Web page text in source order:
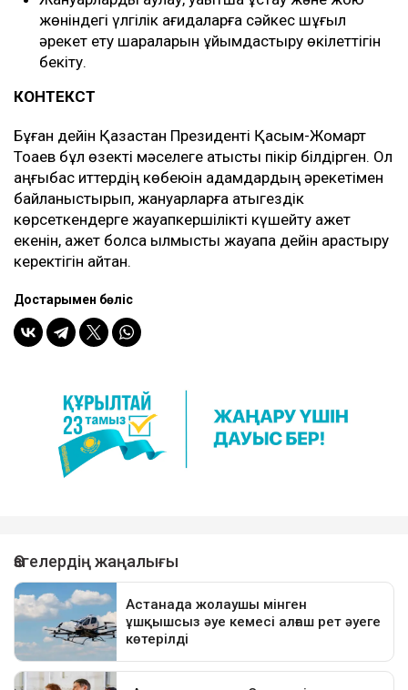
жөніндегі үлгілік қағидаларға сәйкес шұғыл
әрекет ету шараларын ұйымдастыру өкілеттігін
бекіту.
КОНТЕКСТ
Бұған дейін Қазақстан Президенті Қасым-Жомарт
Тоқаев бұл өзекті мәселеге қатысты пікір білдірген. Ол
қаңғыбас иттердің көбеюін адамдардың әрекетімен
байланыстырып, жануарларға қатыгездік
көрсеткендерге жауапкершілікті күшейту қажет
екенін, қажет болса қылмыстық жауапқа дейін қарастыру
керектігін айтқан.
Достарыңмен бөліс